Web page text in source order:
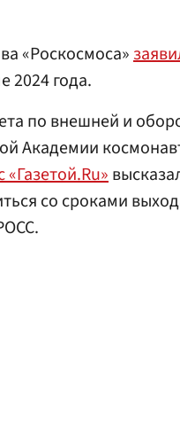
«Роскосмоса»
2024 года.
по внешней и
Академии
«Газетой.Ru»
со сроками